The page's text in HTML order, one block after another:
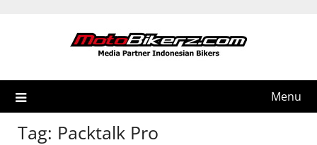
Menu
Tag: Packtalk Pro